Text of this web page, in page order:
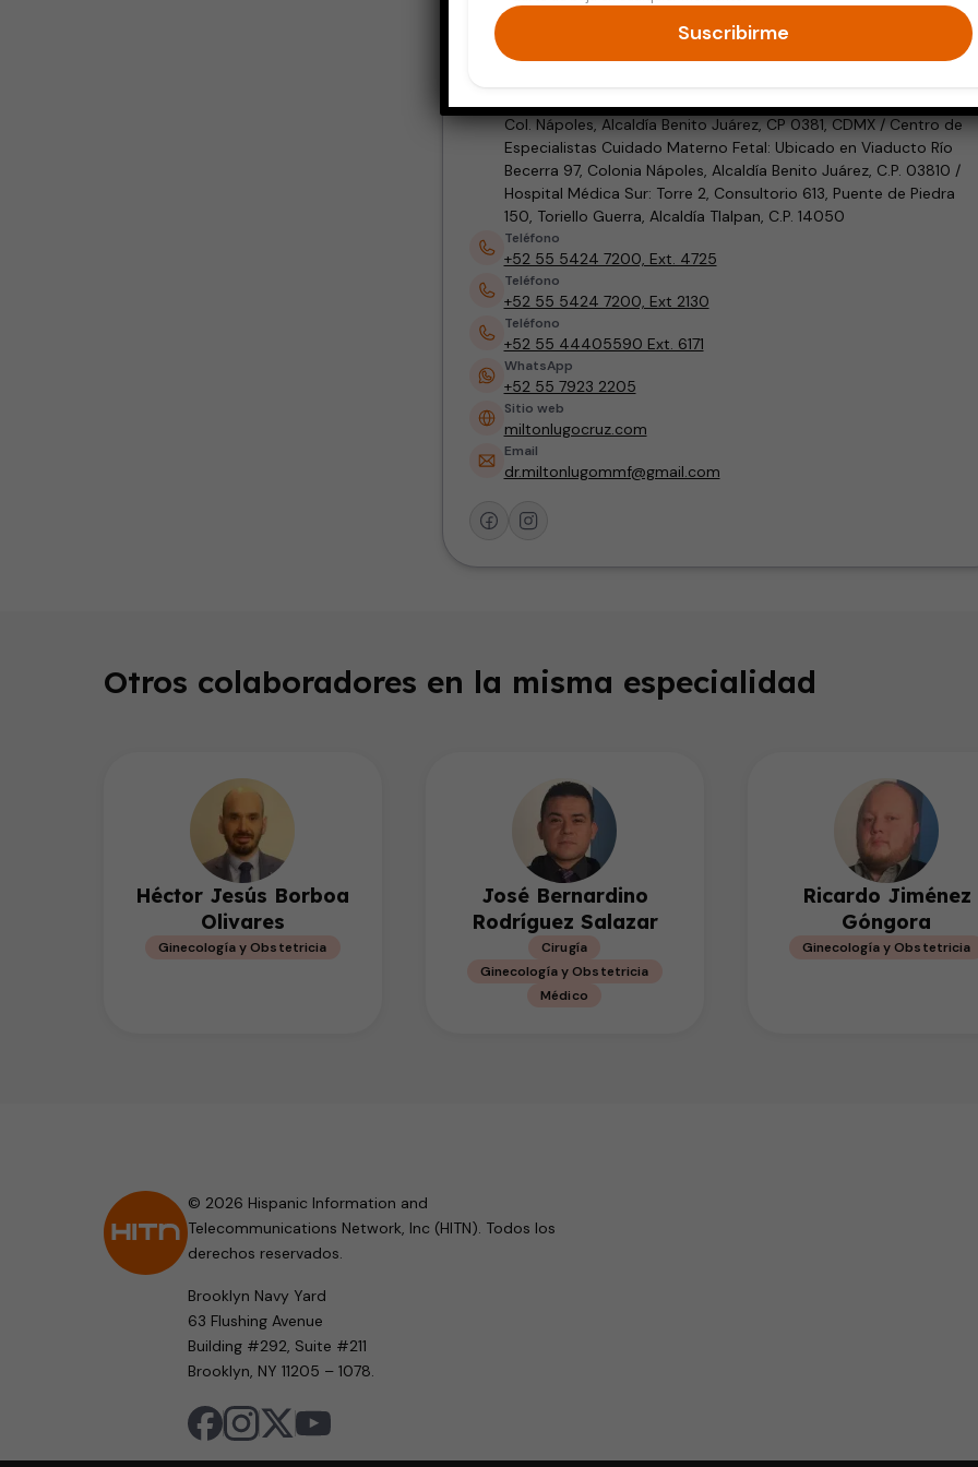
Medicina Materno Fetal
Col. Nápoles, Alcaldía Benito Juárez, CP 0381, CDMX / Centro de
Especialistas Cuidado Materno Fetal: Ubicado en Viaducto Río
Becerra 97, Colonia Nápoles, Alcaldía Benito Juárez, C.P. 03810 /
Hospital Médica Sur: Torre 2, Consultorio 613, Puente de Piedra
150, Toriello Guerra, Alcaldía Tlalpan, C.P. 14050
Teléfono
+52 55 5424 7200, Ext. 4725
Teléfono
+52 55 5424 7200, Ext 2130
Teléfono
+52 55 44405590 Ext. 6171
WhatsApp
+52 55 7923 2205
Sitio web
miltonlugocruz.com
Email
dr.miltonlugommf@gmail.com
Otros colaboradores en la misma especialidad
Héctor Jesús Borboa
Olivares
Ginecología y Obstetricia
José Bernardino
Rodríguez Salazar
Cirugía
Ginecología y Obstetricia
Médico
Ricardo Jiménez
Góngora
Ginecología y Obstetricia
© 2026 Hispanic Information and
Telecommunications Network, Inc (HITN). Todos los
derechos reservados.
Brooklyn Navy Yard
63 Flushing Avenue
Building #292, Suite #211
Brooklyn, NY 11205 – 1078.
Suscribirme